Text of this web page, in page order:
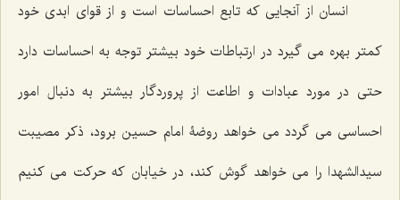
انسان از آنجایی که تابع احساسات است و از قوای ابدی خود
کمتر بهره می گیرد در ارتباطات خود بیشتر توجه به احساسات دارد
حتی در مورد عبادات و اطاعت از پروردگار بیشتر به دنبال امور
احساسی می گردد می خواهد روضۀ امام حسین برود، ذکر مصیبت
سیدالشهدا را می خواهد گوش کند، در خیابان که حرکت می کنیم